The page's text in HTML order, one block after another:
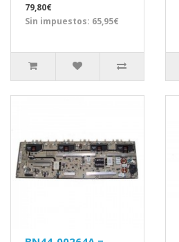
79,80€
Sin impuestos: 65,95€